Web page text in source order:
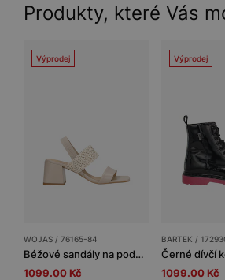
Produkty, které Vás
Výprodej
WOJAS / 76165-84
Béžové sandály na podpatku s pleteným páskem
1099.00 Kč
Výprodej
BARTEK /
1099.00 Kč